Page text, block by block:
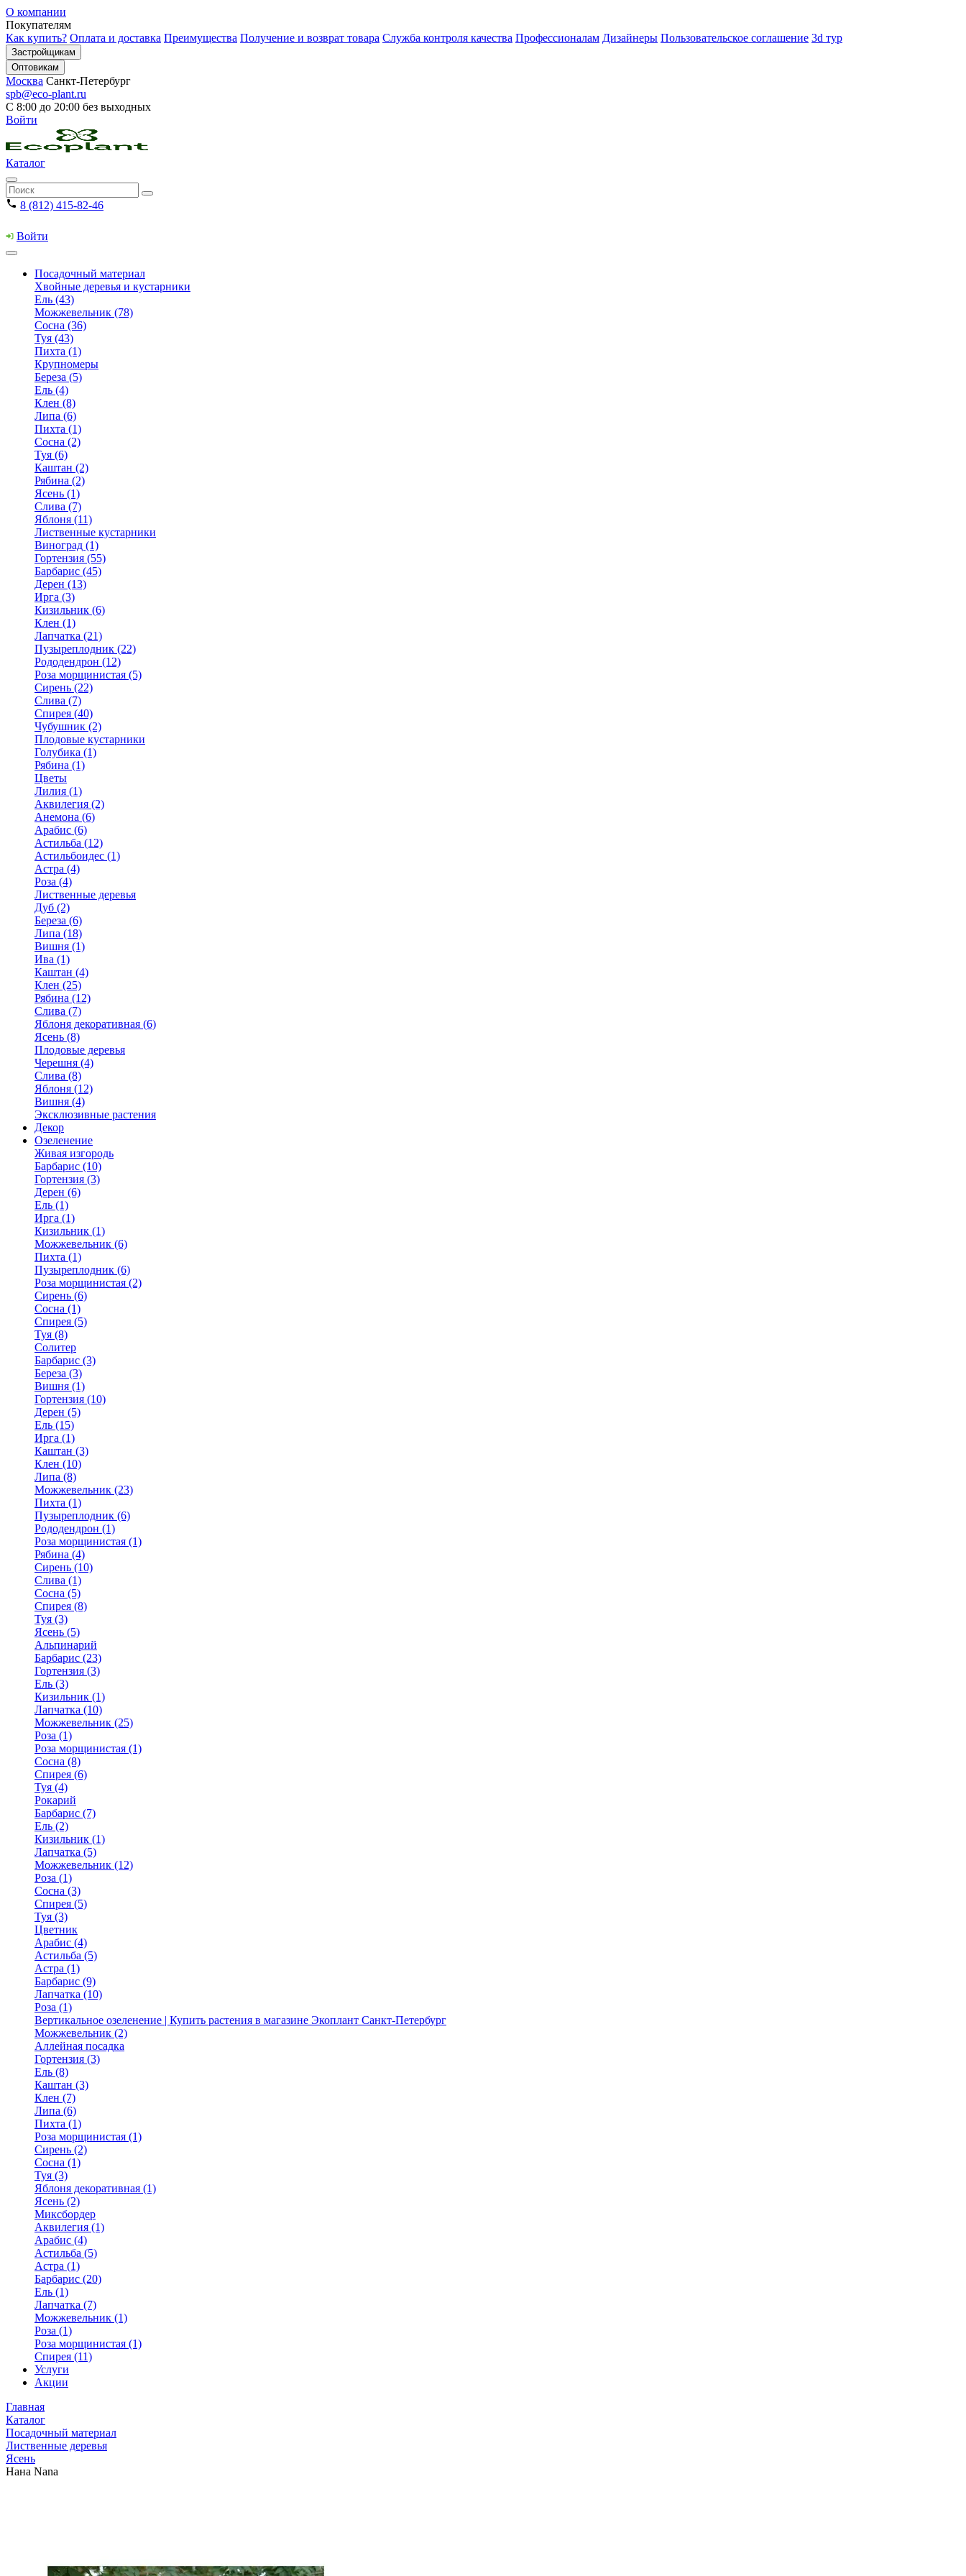
О компании
Покупателям
Как купить? Оплата и доставка Преимущества Получение и возврат товара Служба контроля качества Профессионалам Дизайнеры Пользовательское соглашение 3d тур
Застройщикам
Оптовикам
Москва Санкт-Петербург
spb@eco-plant.ru
С 8:00 до 20:00 без выходных
Войти
Каталог
8 (812) 415-82-46
Войти
Посадочный материал
Хвойные деревья и кустарники
Ель (43)
Можжевельник (78)
Сосна (36)
Туя (43)
Пихта (1)
Крупномеры
Береза (5)
Ель (4)
Клен (8)
Липа (6)
Пихта (1)
Сосна (2)
Туя (6)
Каштан (2)
Рябина (2)
Ясень (1)
Слива (7)
Яблоня (11)
Лиственные кустарники
Виноград (1)
Гортензия (55)
Барбарис (45)
Дерен (13)
Ирга (3)
Кизильник (6)
Клен (1)
Лапчатка (21)
Пузыреплодник (22)
Рододендрон (12)
Роза морщинистая (5)
Сирень (22)
Слива (7)
Спирея (40)
Чубушник (2)
Плодовые кустарники
Голубика (1)
Рябина (1)
Цветы
Лилия (1)
Аквилегия (2)
Анемона (6)
Арабис (6)
Астильба (12)
Астильбоидес (1)
Астра (4)
Роза (4)
Лиственные деревья
Дуб (2)
Береза (6)
Липа (18)
Вишня (1)
Ива (1)
Каштан (4)
Клен (25)
Рябина (12)
Слива (7)
Яблоня декоративная (6)
Ясень (8)
Плодовые деревья
Черешня (4)
Слива (8)
Яблоня (12)
Вишня (4)
Эксклюзивные растения
Декор
Озеленение
Живая изгородь
Барбарис (10)
Гортензия (3)
Дерен (6)
Ель (1)
Ирга (1)
Кизильник (1)
Можжевельник (6)
Пихта (1)
Пузыреплодник (6)
Роза морщинистая (2)
Сирень (6)
Сосна (1)
Спирея (5)
Туя (8)
Солитер
Барбарис (3)
Береза (3)
Вишня (1)
Гортензия (10)
Дерен (5)
Ель (15)
Ирга (1)
Каштан (3)
Клен (10)
Липа (8)
Можжевельник (23)
Пихта (1)
Пузыреплодник (6)
Рододендрон (1)
Роза морщинистая (1)
Рябина (4)
Сирень (10)
Слива (1)
Сосна (5)
Спирея (8)
Туя (3)
Ясень (5)
Альпинарий
Барбарис (23)
Гортензия (3)
Ель (3)
Кизильник (1)
Лапчатка (10)
Можжевельник (25)
Роза (1)
Роза морщинистая (1)
Сосна (8)
Спирея (6)
Туя (4)
Рокарий
Барбарис (7)
Ель (2)
Кизильник (1)
Лапчатка (5)
Можжевельник (12)
Роза (1)
Сосна (3)
Спирея (5)
Туя (3)
Цветник
Арабис (4)
Астильба (5)
Астра (1)
Барбарис (9)
Лапчатка (10)
Роза (1)
Вертикальное озеленение | Купить растения в магазине Экоплант Санкт-Петербург
Можжевельник (2)
Аллейная посадка
Гортензия (3)
Ель (8)
Каштан (3)
Клен (7)
Липа (6)
Пихта (1)
Роза морщинистая (1)
Сирень (2)
Сосна (1)
Туя (3)
Яблоня декоративная (1)
Ясень (2)
Миксбордер
Аквилегия (1)
Арабис (4)
Астильба (5)
Астра (1)
Барбарис (20)
Ель (1)
Лапчатка (7)
Можжевельник (1)
Роза (1)
Роза морщинистая (1)
Спирея (11)
Услуги
Акции
Главная
Каталог
Посадочный материал
Лиственные деревья
Ясень
Нана Nana